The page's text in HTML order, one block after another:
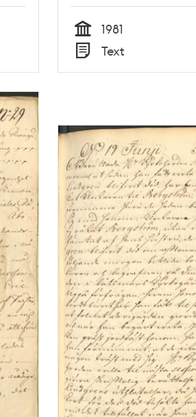
Tid
1981
Typ
Text